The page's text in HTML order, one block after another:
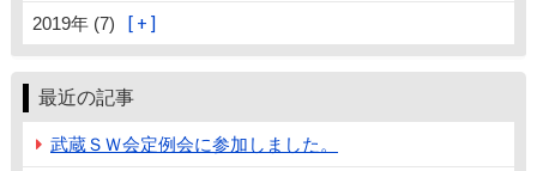
2019年 (7)
最近の記事
武蔵ＳＷ会定例会に参加しました。